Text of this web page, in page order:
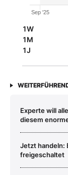
Sep '25
1W
1M
1J
Experte will
diesem
Jetzt handeln:
freigeschaltet